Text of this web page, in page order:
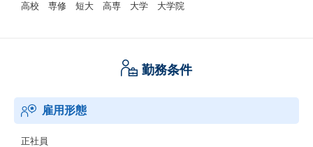
高校 専修 短大 高専 大学 大学院
勤務条件
雇用形態
正社員